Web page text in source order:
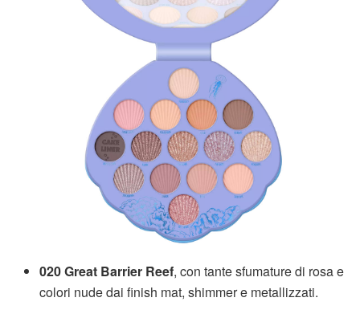
020 Great Barrier Reef, con tante sfumature di rosa e
colori nude dai finish mat, shimmer e metallizzati.